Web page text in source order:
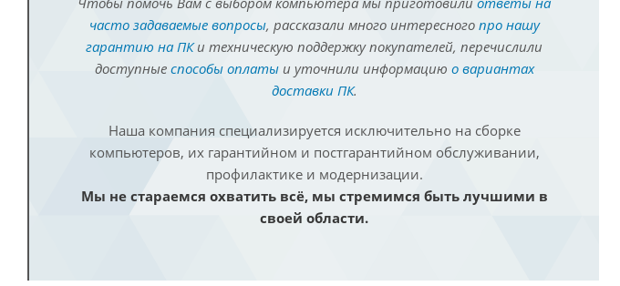
часто задаваемые вопросы, рассказали много интересного про нашу
гарантию на ПКи техническую поддержку покупателей, перечислили
доступные способы оплатыи уточнили информацию о вариантах
доставки ПК.
Наша компания специализируется исключительно на сборке
компьютеров, их гарантийном и постгарантийном обслуживании,
профилактике и модернизации.
Мы не стараемся охватить всё, мы стремимся быть лучшими в
своей области.